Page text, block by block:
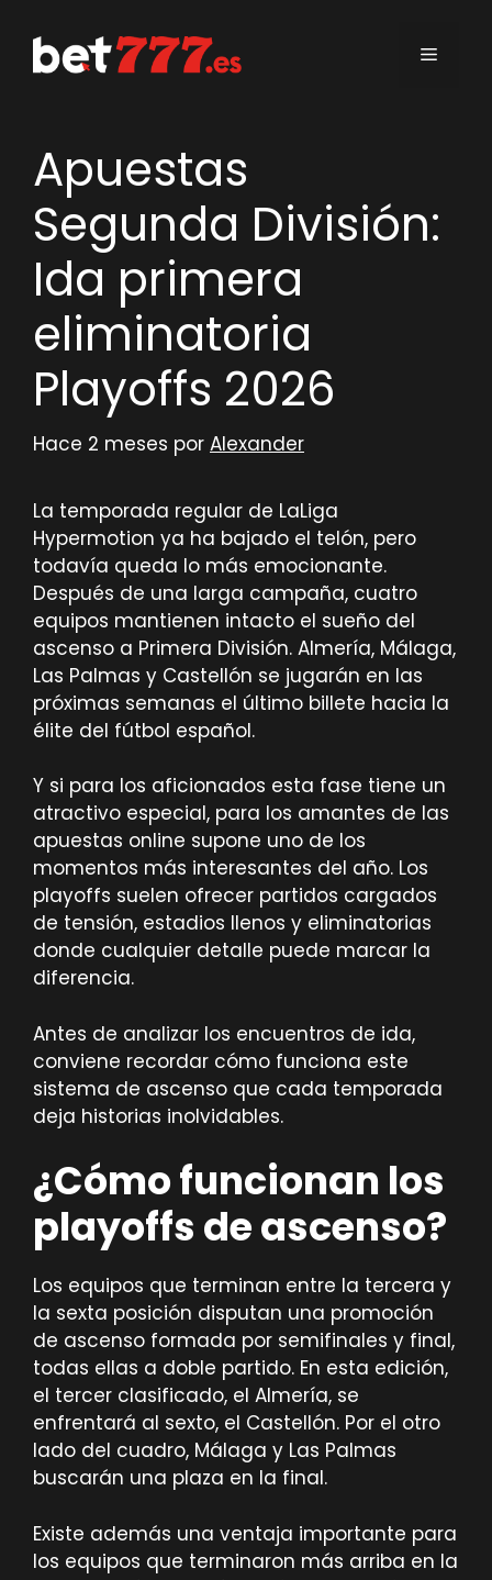
contenido
Menú
Apuestas
Segunda División:
Ida primera
eliminatoria
Playoffs 2026
Hace 2 meses por Alexander
La temporada regular de LaLiga
Hypermotion ya ha bajado el telón, pero
todavía queda lo más emocionante.
Después de una larga campaña, cuatro
equipos mantienen intacto el sueño del
ascenso a Primera División. Almería, Málaga,
Las Palmas y Castellón se jugarán en las
próximas semanas el último billete hacia la
élite del fútbol español.
Y si para los aficionados esta fase tiene un
atractivo especial, para los amantes de las
apuestas online supone uno de los
momentos más interesantes del año. Los
playoffs suelen ofrecer partidos cargados
de tensión, estadios llenos y eliminatorias
donde cualquier detalle puede marcar la
diferencia.
Antes de analizar los encuentros de ida,
conviene recordar cómo funciona este
sistema de ascenso que cada temporada
deja historias inolvidables.
¿Cómo funcionan los
playoffs de ascenso?
Los equipos que terminan entre la tercera y
la sexta posición disputan una promoción
de ascenso formada por semifinales y final,
todas ellas a doble partido. En esta edición,
el tercer clasificado, el Almería, se
enfrentará al sexto, el Castellón. Por el otro
lado del cuadro, Málaga y Las Palmas
buscarán una plaza en la final.
Existe además una ventaja importante para
los equipos que terminaron más arriba en la